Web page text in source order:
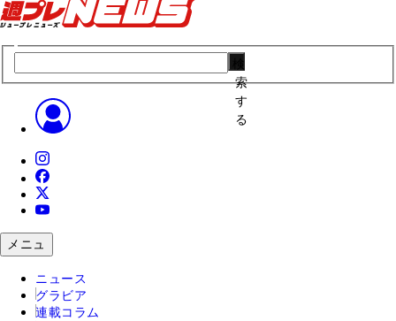
索
す
る
メニュ
ニュース
グラビア
連載コラム